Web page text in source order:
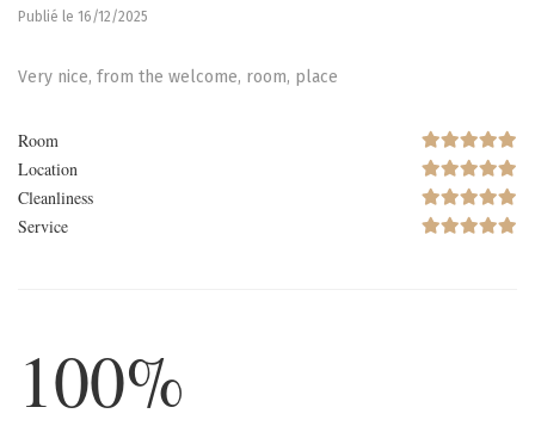
Publié le 16/12/2025
Very nice, from the welcome, room, place
Room
Location
Cleanliness
Service
100%